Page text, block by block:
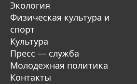
Экология
Физическая культура и
спорт
Культура
Пресс — служба
Молодежная политика
Контакты